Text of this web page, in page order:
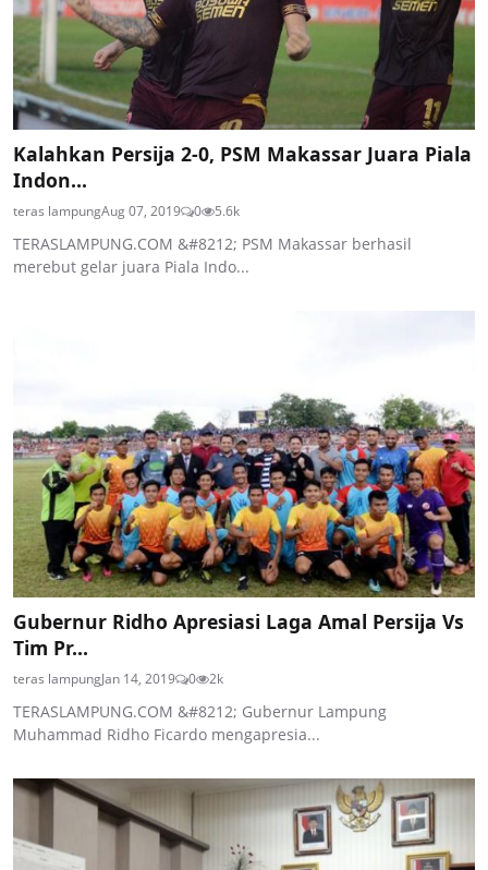
Kalahkan Persija 2-0, PSM Makassar Juara Piala
Indon...
teras lampungAug 07, 2019 0 5.6k
TERASLAMPUNG.COM &#8212; PSM Makassar berhasil
merebut gelar juara Piala Indo...
Gubernur Ridho Apresiasi Laga Amal Persija Vs
Tim Pr...
teras lampungJan 14, 2019 0 2k
TERASLAMPUNG.COM &#8212; Gubernur Lampung
Muhammad Ridho Ficardo mengapresia...